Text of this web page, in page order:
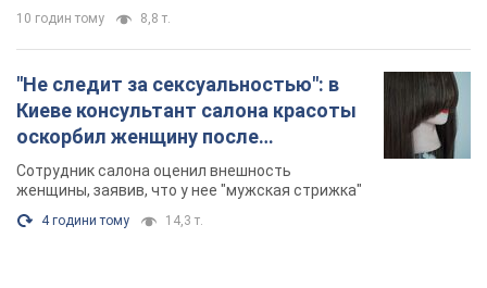
10 годин тому 8,8 т.
"Не следит за сексуальностью": в
Киеве консультант салона красоты
оскорбил женщину после
химиотерапии, разгорелся скандал.
Фото
Сотрудник салона оценил внешность
женщины, заявив, что у нее "мужская стрижка"
4 години тому 14,3 т.